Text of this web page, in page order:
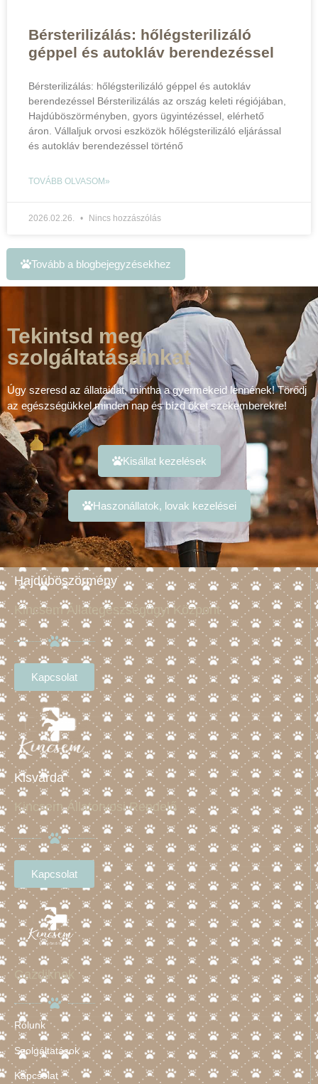
Bérsterilizálás: hőlégsterilizáló
géppel és autokláv berendezéssel
Bérsterilizálás: hőlégsterilizáló géppel és autokláv
berendezéssel Bérsterilizálás az ország keleti régiójában,
Hajdúböszörményben, gyors ügyintézéssel, elérhető
áron. Vállaljuk orvosi eszközök hőlégsterilizáló eljárással
és autokláv berendezéssel történő
TOVÁBB OLVASOM»
2026.02.26. Nincs hozzászólás
Tovább a blogbejegyzésekhez
Tekintsd meg
szolgáltatásainkat
Úgy szeresd az állataidat, mintha a gyermekeid lennének! Törődj
az egészségükkel minden nap és bízd őket szekemberekre!
Kisállat kezelések
Haszonállatok, lovak kezelései
Hajdúböszörmény
Kincsem Állategészségügyi Központ
Kapcsolat
Kisvárda
Kincsem Állatorvosi Rendelő
Kapcsolat
Gazdiknak
Rólunk
Szolgáltatások
Kapcsolat